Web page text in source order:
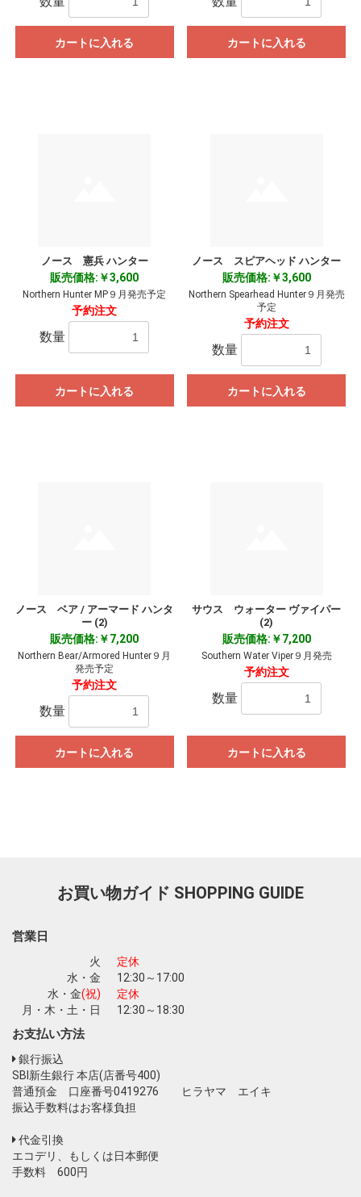
カートに入れる カートに入れる
ノース 憲兵 ハンター
販売価格:￥3,600
Northern Hunter MP９月発売予定
予約注文
数量
カートに入れる
ノース スピアヘッド ハンター
販売価格:￥3,600
Northern Spearhead Hunter９月発売
予定
予約注文
数量
カートに入れる
ノース ベア / アーマード ハンタ
ー (2)
販売価格:￥7,200
Northern Bear/Armored Hunter９月
発売予定
予約注文
数量
カートに入れる
サウス ウォーター ヴァイパー
(2)
販売価格:￥7,200
Southern Water Viper９月発売
予約注文
数量
カートに入れる
お買い物を続ける カートへ進む
お買い物ガイド SHOPPING GUIDE
営業日
火
定休
水・金
12:30～17:00
水・金(祝)
定休
月・木・土・日
12:30～18:30
お支払い方法
銀行振込
SBI新生銀行 本店(店番号400)
普通預金 口座番号0419276 ヒラヤマ エイキ
振込手数料はお客様負担
代金引換
エコデリ、もしくは日本郵便
手数料 600円